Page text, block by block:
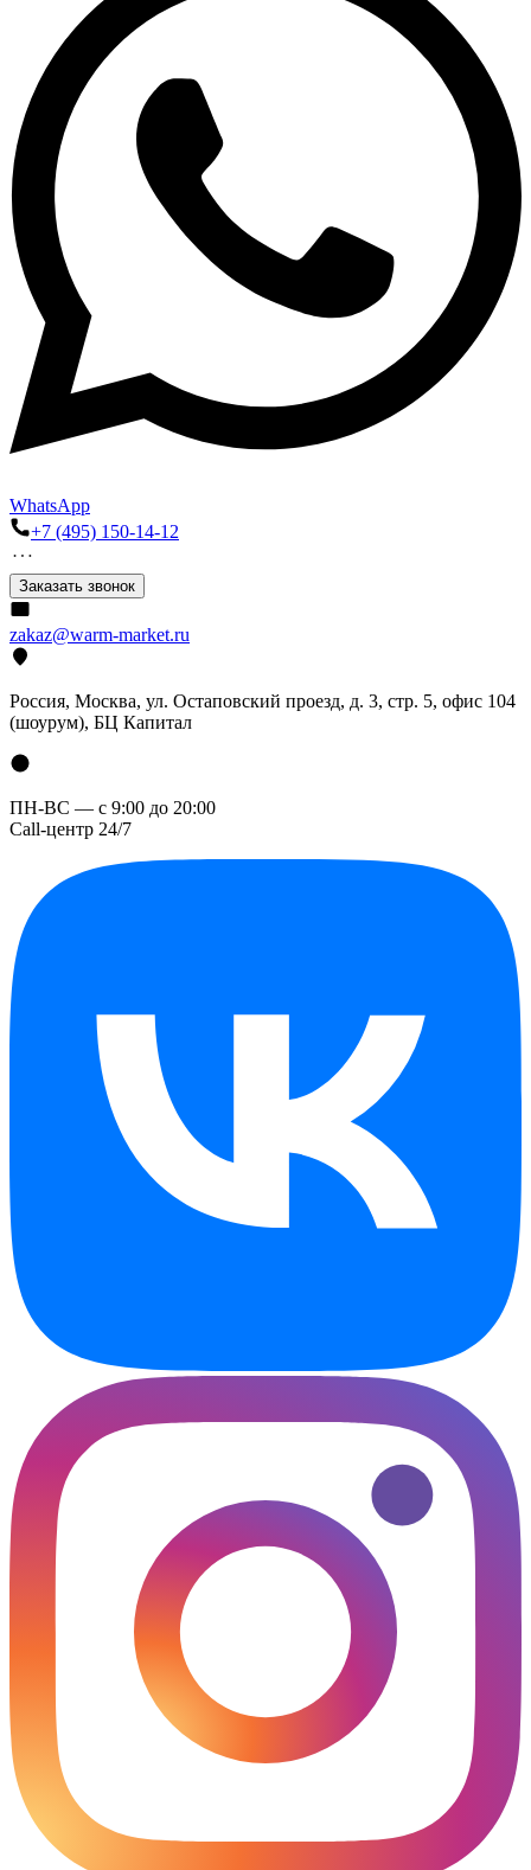
WhatsApp
+7 (495) 150-14-12
Заказать звонок
zakaz@warm-market.ru
Россия, Москва, ул. Остаповский проезд, д. 3, стр. 5, офис 104
(шоурум), БЦ Капитал
ПН-ВС — с 9:00 до 20:00
Call-центр 24/7